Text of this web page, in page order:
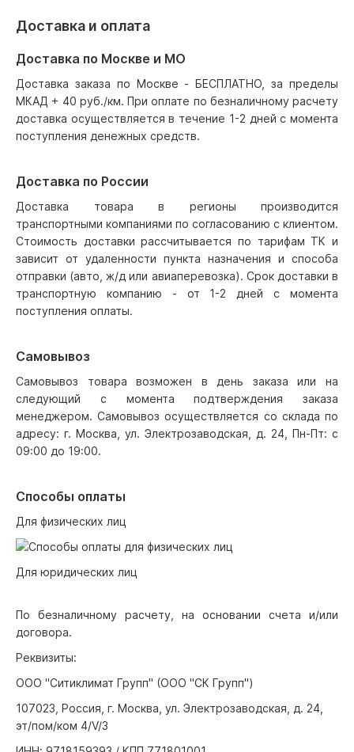
Доставка и оплата
Доставка по Москве и МО
Доставка заказа по Москве - БЕСПЛАТНО, за пределы
МКАД + 40 руб./км. При оплате по безналичному расчету
доставка осуществляется в течение 1-2 дней с момента
поступления денежных средств.
Доставка по России
Доставка товара в регионы производится
транспортными компаниями по согласованию с клиентом.
Стоимость доставки рассчитывается по тарифам ТК и
зависит от удаленности пункта назначения и способа
отправки (авто, ж/д или авиаперевозка). Срок доставки в
транспортную компанию - от 1-2 дней с момента
поступления оплаты.
Самовывоз
Самовывоз товара возможен в день заказа или на
следующий с момента подтверждения заказа
менеджером. Самовывоз осуществляется со склада по
адресу: г. Москва, ул. Электрозаводская, д. 24, Пн-Пт: с
09:00 до 19:00.
Способы оплаты
Для физических лиц
Для юридических лиц
По безналичному расчету, на основании счета и/или
договора.
Реквизиты:
ООО "Ситиклимат Групп" (ООО "СК Групп")
107023, Россия, г. Москва, ул. Электрозаводская, д. 24,
эт/пом/ком 4/V/3